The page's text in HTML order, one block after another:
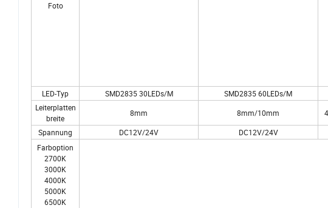
Foto
LED-Typ SMD2835 30LEDs/M SMD2835 60LEDs/M
Leiterplatten
breite
8mm 8mm/10mm
Spannung
DC12V/24V DC12V/24V
Farboption
2700K
3000K
4000K
5000K
6500K